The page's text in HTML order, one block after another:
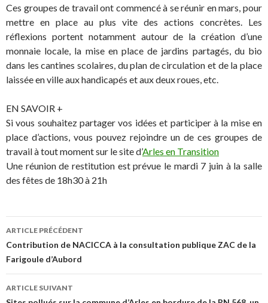
Ces groupes de travail ont commencé à se réunir en mars, pour
mettre en place au plus vite des actions concrètes. Les
réflexions portent notamment autour de la création d’une
monnaie locale, la mise en place de jardins partagés, du bio
dans les cantines scolaires, du plan de circulation et de la place
laissée en ville aux handicapés et aux deux roues, etc.
EN SAVOIR +
Si vous souhaitez partager vos idées et participer à la mise en
place d’actions, vous pouvez rejoindre un de ces groupes de
travail à tout moment sur le site d’Arles en Transition
Une réunion de restitution est prévue le mardi 7 juin à la salle
des fêtes de 18h30 à 21h
Navigation
des
articles
ARTICLE PRÉCÉDENT
Contribution de NACICCA à la consultation publique ZAC de la
Farigoule d’Aubord
ARTICLE SUIVANT